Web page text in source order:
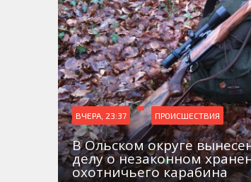
ВЧЕРА, 23:37 ПРОИСШЕСТВИЯ
В Ольском округе
делу о незаконном
охотничьего карабина